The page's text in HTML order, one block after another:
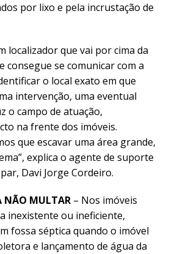
por lixo e pela incrustação de
localizador que vai por cima da
consegue se comunicar com a
o local exato em que
intervenção, uma eventual
o campo de atuação,
na frente dos imóveis.
que escavar uma área grande,
explica o agente de suporte
Davi Jorge Cordeiro.
NÃO MULTAR – Nos imóveis
inexistente ou ineficiente,
fossa séptica quando o imóvel
e lançamento de água da